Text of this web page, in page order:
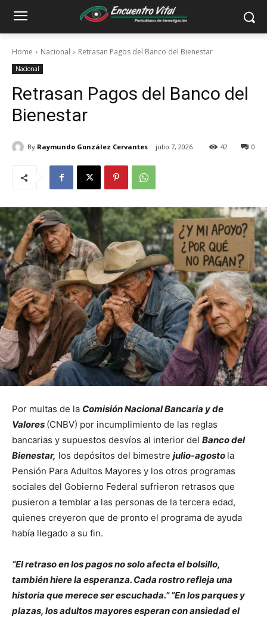
Home Nacional Retrasan Pagos del Banco del Bienestar
Nacional
Retrasan Pagos del Banco del
Bienestar
By Raymundo González Cervantes julio 7, 2026 0
42
Por multas de la Comisión Nacional Bancaria y de
Valores (CNBV) por incumplimiento de las reglas
bancarias y supuestos desvíos al interior del Banco del
Bienestar, los depósitos del bimestre julio-agosto la
Pensión Para Adultos Mayores y los otros programas
sociales del Gobierno Federal sufrieron retrasos que
pusieron a temblar a las personas de la tercera edad,
quienes creyeron que de pronto el programa de ayuda
había llegado a su fin.
“El retraso en los pagos no solo afecta el bolsillo,
también hiere la esperanza. Cada rostro refleja una
historia que merece ser escuchada.””En los parques y
plazas, los adultos mayores esperan con ansiedad el